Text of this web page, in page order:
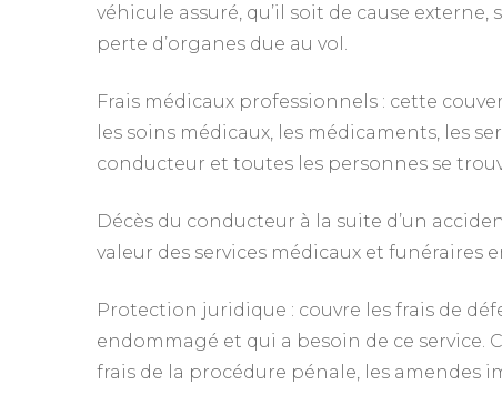
véhicule assuré, qu’il soit de cause
perte d’organes due au vol.
Frais médicaux professionnels : cette
les soins médicaux, les médicaments, les
conducteur et toutes les personnes se
Décès du conducteur à la suite d’un
valeur des services médicaux et funéraires
Protection juridique : couvre les frais de
endommagé et qui a besoin de ce service.
frais de la procédure pénale, les amendes